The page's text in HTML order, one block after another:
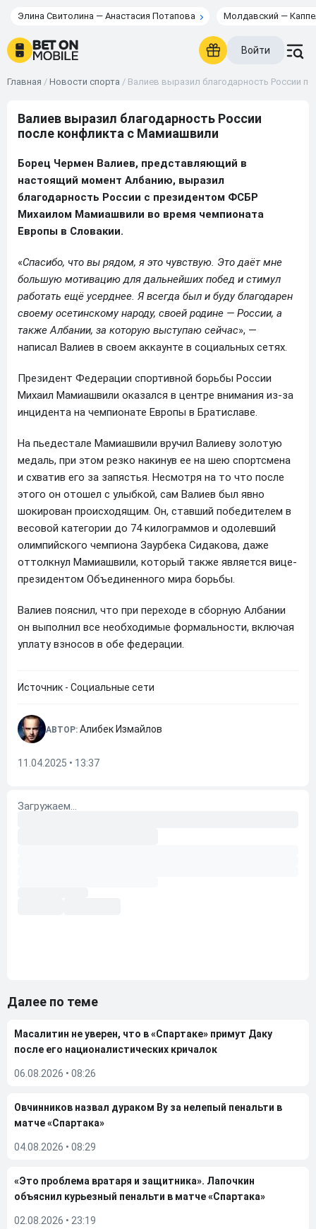
Элина Свитолина — Анастасия Потапова Молдавский —
Войти
Главная / Новости спорта / Валиев выразил благодарность России
Валиев выразил благодарность России
после конфликта с Мамиашвили
Борец Чермен Валиев, представляющий в
настоящий момент Албанию, выразил
благодарность России с президентом ФСБР
Михаилом Мамиашвили во время чемпионата
Европы в Словакии.
«Спасибо, что вы рядом, я это чувствую. Это даёт мне
большую мотивацию для дальнейших побед и стимул
работать ещё усерднее. Я всегда был и буду благодарен
своему осетинскому народу, своей родине — России, а
также Албании, за которую выступаю сейчас», —
написал Валиев в своем аккаунте в социальных сетях.
Президент Федерации спортивной борьбы России
Михаил Мамиашвили оказался в центре внимания из-за
инцидента на чемпионате Европы в Братиславе.
На пьедестале Мамиашвили вручил Валиеву золотую
медаль, при этом резко накинув ее на шею спортсмена
и схватив его за запястья. Несмотря на то что после
этого он отошел с улыбкой, сам Валиев был явно
шокирован происходящим. Он, ставший победителем в
весовой категории до 74 килограммов и одолевший
олимпийского чемпиона Заурбека Сидакова, даже
оттолкнул Мамиашвили, который также является вице-
президентом Объединенного мира борьбы.
Валиев пояснил, что при переходе в сборную Албании
он выполнил все необходимые формальности, включая
уплату взносов в обе федерации.
Источник - Социальные сети
АВТОР: Алибек Измайлов
11.04.2025 • 13:37
Далее по теме
Масалитин не уверен, что в «Спартаке» примут Даку
после его националистических кричалок
06.08.2026 • 08:26
Овчинников назвал дураком Ву за нелепый пенальти в
матче «Спартака»
04.08.2026 • 08:29
«Это проблема вратаря и защитника». Лапочкин
объяснил курьезный пенальти в матче «Спартака»
02.08.2026 • 23:19